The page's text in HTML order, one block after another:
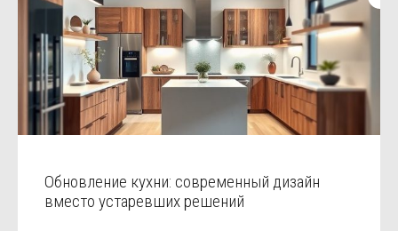
Обновление кухни: современный дизайн
вместо устаревших решений